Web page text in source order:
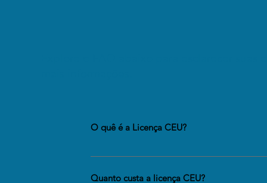
O quê é a Licença CEU?
A Licença CEU do Google, ou "Chrome Education
Quanto custa a licença CEU?